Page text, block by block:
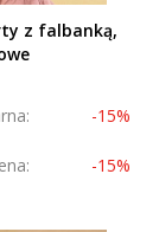
z falbanką,
-15%
-15%